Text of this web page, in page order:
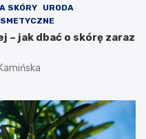
SKÓRY
URODA
– jak dbać o skórę zaraz